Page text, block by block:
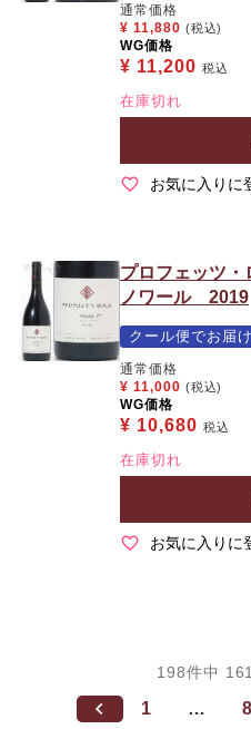
通常価格
¥ 11,880 (税込)
WG価格
¥ 11,200 税込
在庫切れ
お気に入りに
プロフェッツ
ノワール 2019
クール便でお届
通常価格
¥ 11,000 (税込)
WG価格
¥ 10,680 税込
在庫切れ
お気に入りに
198件中
1 … 8